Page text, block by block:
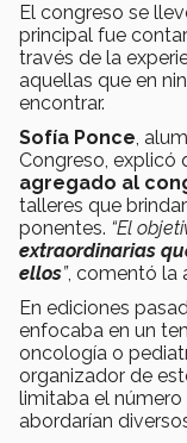
El congreso se
principal fue contar
través de la
aquellas que en
encontrar.
Sofía Ponce,
Congreso, explicó
agregado al
talleres que
ponentes. “El
extraordinarias
ellos”, comentó la
En ediciones
enfocaba en un
oncología o
organizador de
limitaba el número
abordarían